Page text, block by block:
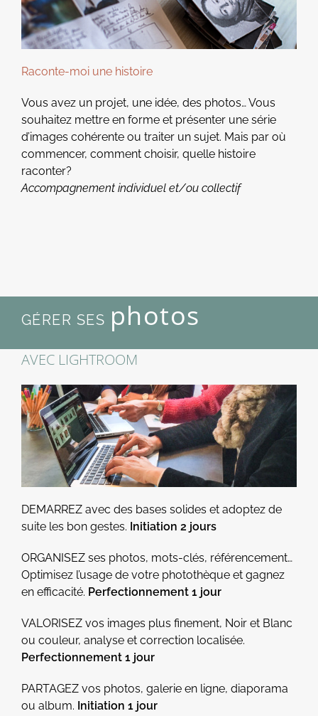
Raconte-moi une histoire
Vous avez un projet, une idée, des photos… Vous
souhaitez mettre en forme et présenter une série
d’images cohérente ou traiter un sujet. Mais par où
commencer, comment choisir, quelle histoire
raconter?
Accompagnement individuel et/ou collectif
GÉRER SES photos
AVEC LIGHTROOM
DEMARREZ avec des bases solides et adoptez de
suite les bon gestes. Initiation 2 jours
ORGANISEZ ses photos, mots-clés, référencement…
Optimisez l’usage de votre photothèque et gagnez
en efficacité. Perfectionnement 1 jour
VALORISEZ vos images plus finement, Noir et Blanc
ou couleur, analyse et correction localisée.
Perfectionnement 1 jour
PARTAGEZ vos photos, galerie en ligne, diaporama
ou album. Initiation 1 jour